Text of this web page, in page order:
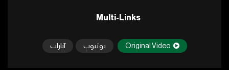
Multi-Links
Original Video يوتيوب آبارات